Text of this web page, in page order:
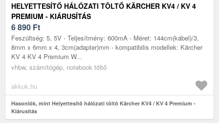
HELYETTESÍTŐ HÁLÓZATI TÖLTŐ KÄRCHER KV4 / KV 4
PREMIUM - KIÁRUSÍTÁS
6 890 Ft
Feszültség: 5, 5V - Teljesítmény: 600mA - Méret: 144cm(kábel)/3,
8mm x 6mm x 4, 3cm(adapter)mm - kompatibilis modellek: Kärcher
KV 4 KV 4 Premium W...
vhbw, számítógép, notebook töltő
akkuk.hu
Hasonlók, mint Helyettesítő hálózati töltő Kärcher KV4 / KV 4 Premium -
Kiárusítás